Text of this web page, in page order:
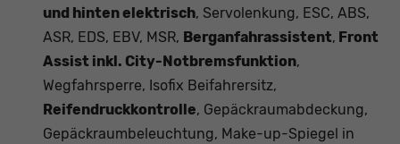
und hinten elektrisch, Servolenkung, ESC, ABS,
ASR, EDS, EBV, MSR, Berganfahrassistent, Front
Assist inkl. City-Notbremsfunktion,
Wegfahrsperre, Isofix Beifahrersitz,
Reifendruckkontrolle, Gepäckraumabdeckung,
Gepäckraumbeleuchtung, Make-up-Spiegel in